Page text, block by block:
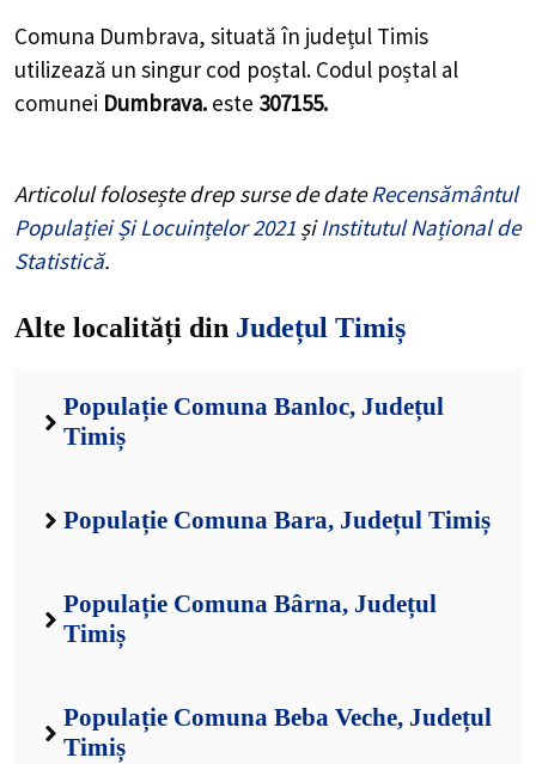
Comuna Dumbrava, situată în județul Timis
utilizează un singur cod poștal. Codul poștal al
comunei Dumbrava. este 307155.
Articolul folosește drep surse de dateRecensământul
Populației Și Locuințelor 2021 șiInstitutul Național de
Statistică.
Alte localități din Județul Timiș
Populație Comuna Banloc, Județul
Timiș
Populație Comuna Bara, Județul Timiș
Populație Comuna Bârna, Județul
Timiș
Populație Comuna Beba Veche, Județul
Timiș